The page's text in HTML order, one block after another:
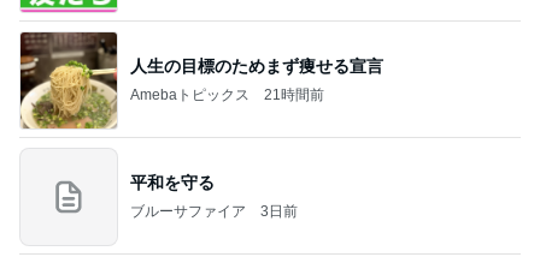
人生の目標のためまず痩せる宣言
Amebaトピックス 21時間前
平和を守る
ブルーサファイア 3日前